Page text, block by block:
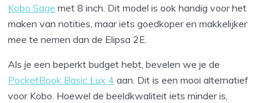
Kobo Sage met 8 inch. Dit model is ook handig voor het
maken van notities, maar iets goedkoper en makkelijker
mee te nemen dan de Elipsa 2E.
Als je een beperkt budget hebt, bevelen we je de
PocketBook Basic Lux 4 aan. Dit is een mooi alternatief
voor Kobo. Hoewel de beeldkwaliteit iets minder is,